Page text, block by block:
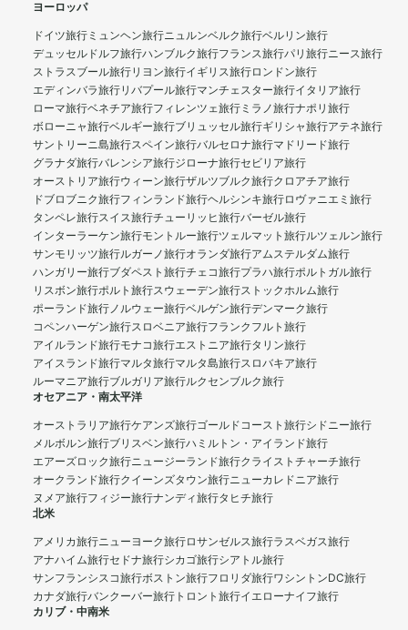
ヨーロッパ
ドイツ旅行 ミュンヘン旅行ニュルンベルク旅行ベルリン旅行
デュッセルドルフ旅行ハンブルク旅行フランス旅行パリ旅行ニース旅行
ストラスブール旅行リヨン旅行イギリス旅行ロンドン旅行
エディンバラ旅行リバプール旅行マンチェスター旅行イタリア旅行
ローマ旅行ベネチア旅行フィレンツェ旅行 ミラノ旅行ナポリ旅行
ボローニャ旅行ベルギー旅行ブリュッセル旅行ギリシャ旅行アテネ旅行
サントリーニ島旅行スペイン旅行バルセロナ旅行マドリード旅行
グラナダ旅行バレンシア旅行ジローナ旅行セビリア旅行
オーストリア旅行ウィーン旅行ザルツブルク旅行クロアチア旅行
ドブロブニク旅行フィンランド旅行ヘルシンキ旅行ロヴァニエミ旅行
タンペレ旅行スイス旅行チューリッヒ旅行バーゼル旅行
インターラーケン旅行モントルー旅行ツェルマット旅行ルツェルン旅行
サンモリッツ旅行ルガーノ旅行オランダ旅行アムステルダム旅行
ハンガリー旅行ブダペスト旅行チェコ旅行プラハ旅行ポルトガル旅行
リスボン旅行ポルト旅行スウェーデン旅行ストックホルム旅行
ポーランド旅行ノルウェー旅行ベルゲン旅行デンマーク旅行
コペンハーゲン旅行スロベニア旅行フランクフルト旅行
アイルランド旅行モナコ旅行エストニア旅行タリン旅行
アイスランド旅行マルタ旅行マルタ島旅行スロバキア旅行
ルーマニア旅行ブルガリア旅行ルクセンブルク旅行
オセアニア・南太平洋
オーストラリア旅行ケアンズ旅行ゴールドコースト旅行シドニー旅行
メルボルン旅行ブリスベン旅行ハミルトン・アイランド旅行
エアーズロック旅行ニュージーランド旅行クライストチャーチ旅行
オークランド旅行クイーンズタウン旅行ニューカレドニア旅行
ヌメア旅行フィジー旅行ナンディ旅行タヒチ旅行
北米
アメリカ旅行ニューヨーク旅行ロサンゼルス旅行ラスベガス旅行
アナハイム旅行セドナ旅行シカゴ旅行シアトル旅行
サンフランシスコ旅行ボストン旅行フロリダ旅行ワシントンDC旅行
カナダ旅行バンクーバー旅行 トロント旅行イエローナイフ旅行
カリブ・中南米